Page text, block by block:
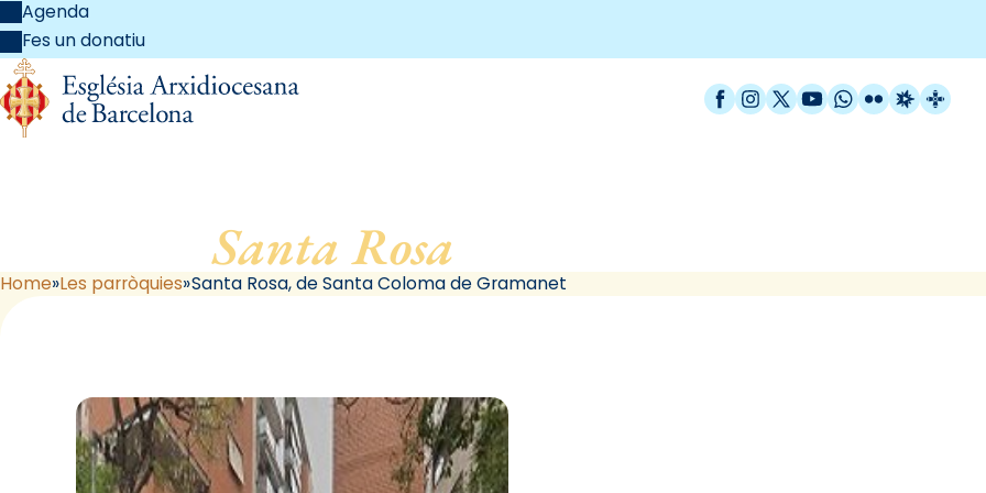
Agenda
Fes un donatiu
Facebook
Instagram
X / Twitter
YouTube
WhatsApp
FlickrRadio
Santa Rosa
Home Les parròquies Santa Rosa, de Santa Coloma de Gramanet